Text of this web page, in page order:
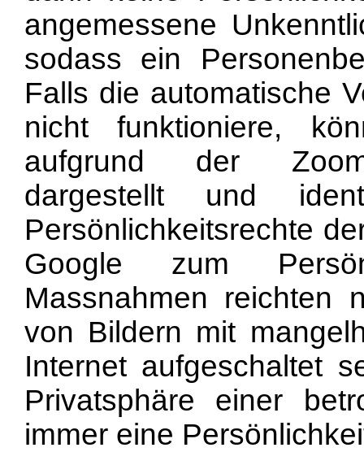
angemessene
sodass ein
Falls die automatische
nicht funktioniere,
aufgrund der Zoom-
dargestellt und
Persönlichkeitsrechte
Google zum
Massnahmen reichten
von Bildern mit
Internet aufgeschaltet
Privatsphäre einer
immer eine